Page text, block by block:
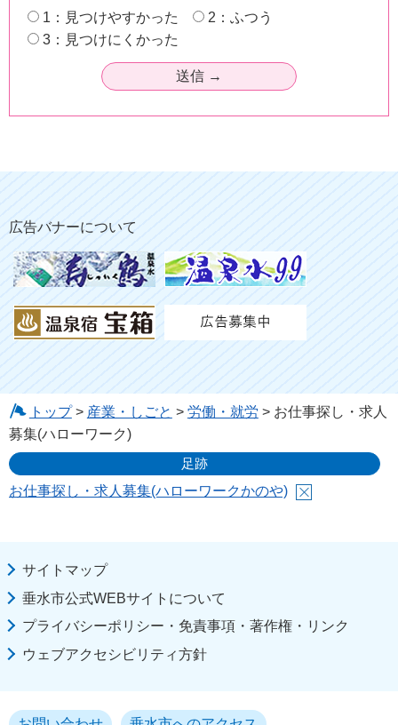
1：見つけやすかった
2：ふつう
3：見つけにくかった
広告バナーについて
トップ> 産業・しごと > 労働・就労 > お仕事探し・求人
募集(ハローワーク)
足跡
お仕事探し・求人募集(ハローワークかのや)
サイトマップ
垂水市公式WEBサイトについて
プライバシーポリシー・免責事項・著作権・リンク
ウェブアクセシビリティ方針